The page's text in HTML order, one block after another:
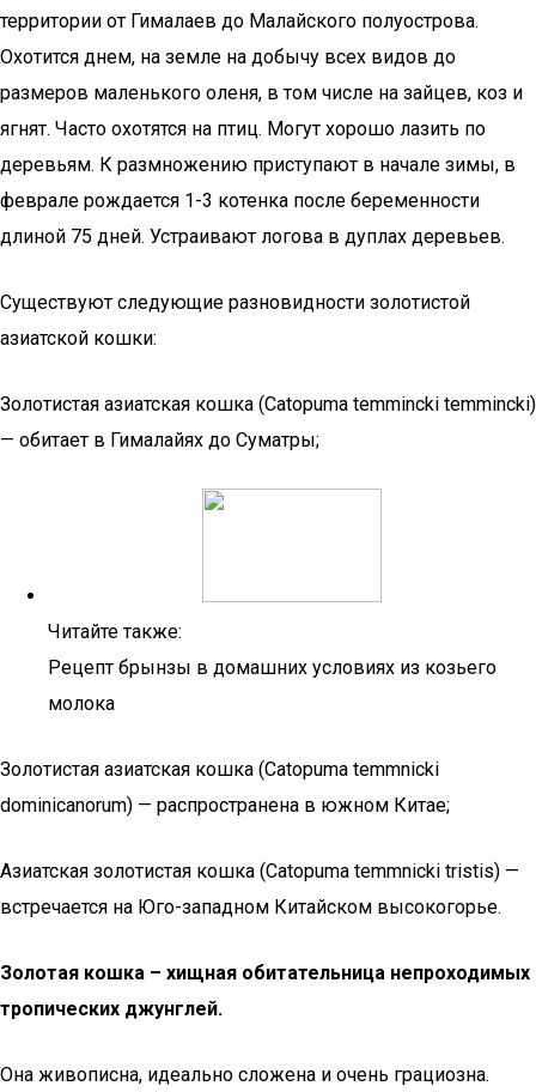
территории от Гималаев до Малайского полуострова.
Охотится днем, на земле на добычу всех видов до
размеров маленького оленя, в том числе на зайцев, коз и
ягнят. Часто охотятся на птиц. Могут хорошо лазить по
деревьям. К размножению приступают в начале зимы, в
феврале рождается 1-3 котенка после беременности
длиной 75 дней. Устраивают логова в дуплах деревьев.
Существуют следующие разновидности золотистой
азиатской кошки:
Золотистая азиатская кошка (Catopuma temmincki temmincki)
— обитает в Гималайях до Суматры;
Читайте также:
Рецепт брынзы в домашних условиях из козьего
молока
Золотистая азиатская кошка (Catopuma temmnicki
dominicanorum) — распространена в южном Китае;
Азиатская золотистая кошка (Catopuma temmnicki tristis) —
встречается на Юго-западном Китайском высокогорье.
Золотая кошка – хищная обитательница непроходимых
тропических джунглей.
Она живописна, идеально сложена и очень грациозна.